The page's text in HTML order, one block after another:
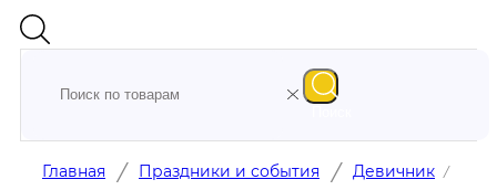
Главная / Праздники и события / Девичник /